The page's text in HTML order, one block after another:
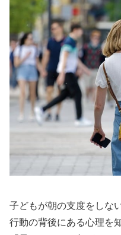
子どもが朝の支度をしな
行動の背後にある心理を